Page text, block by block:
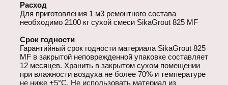
Расход
Для приготовления 1 м3 ремонтного состава
необходимо 2100 кг сухой смеси SikaGrout 825 MF
Срок годности
Гарантийный срок годности материала SikaGrout 825
MF в закрытой неповрежденной упаковке составляет
12 месяцев. Хранить в закрытом сухом помещении
при влажности воздуха не более 70% и температуре
не ниже +5°С. Не использовать материал из